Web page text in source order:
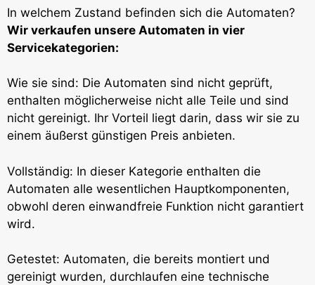
In welchem Zustand befinden sich die Automaten?
Wir verkaufen unsere Automaten in vier
Servicekategorien:
Wie sie sind: Die Automaten sind nicht geprüft,
enthalten möglicherweise nicht alle Teile und sind
nicht gereinigt. Ihr Vorteil liegt darin, dass wir sie zu
einem äußerst günstigen Preis anbieten.
Vollständig: In dieser Kategorie enthalten die
Automaten alle wesentlichen Hauptkomponenten,
obwohl deren einwandfreie Funktion nicht garantiert
wird.
Getestet: Automaten, die bereits montiert und
gereinigt wurden, durchlaufen eine technische